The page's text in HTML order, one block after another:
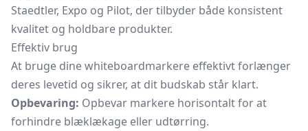
Staedtler, Expo og Pilot, der tilbyder både konsistent
kvalitet og holdbare produkter.
Effektiv brug
At bruge dine whiteboardmarkere effektivt forlænger
deres levetid og sikrer, at dit budskab står klart.
Opbevaring: Opbevar markere horisontalt for at
forhindre blæklækage eller udtørring.